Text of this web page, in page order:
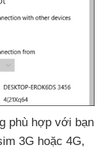
phù hợp với bạn
3G hoặc 4G,